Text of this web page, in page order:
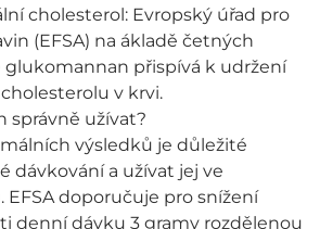
cholesterol: Evropský úřad pro
(EFSA) na ákladě četných
glukomannan přispívá k udržení
v krvi.
správně užívat?
výsledků je důležité
dávkování a užívat jej ve
doporučuje pro snížení
denní dávku 3 gramy rozdělenou